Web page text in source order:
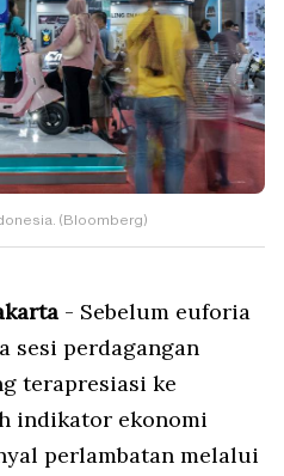
(Bloomberg)
- Sebelum euforia
sesi perdagangan
terapresiasi ke
indikator ekonomi
perlambatan melalui